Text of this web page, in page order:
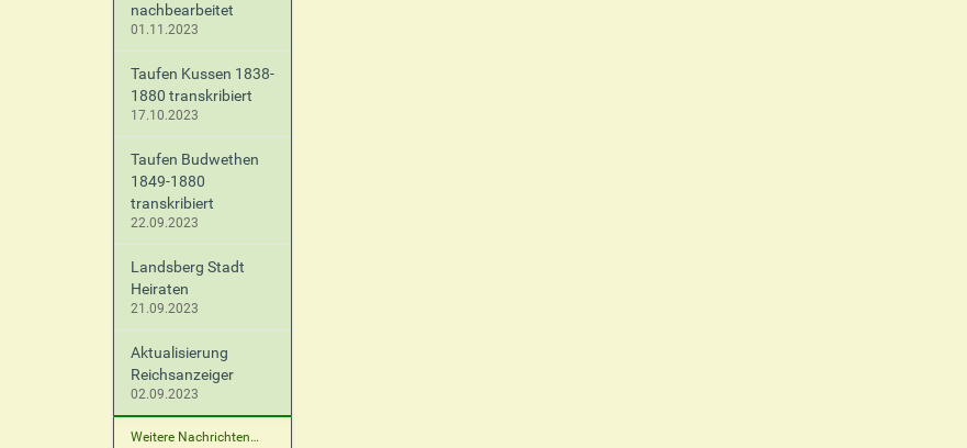
nachbearbeitet
01.11.2023
Taufen Kussen 1838-
1880 transkribiert
17.10.2023
Taufen Budwethen
1849-1880
transkribiert
22.09.2023
Landsberg Stadt
Heiraten
21.09.2023
Aktualisierung
Reichsanzeiger
02.09.2023
Weitere Nachrichten…